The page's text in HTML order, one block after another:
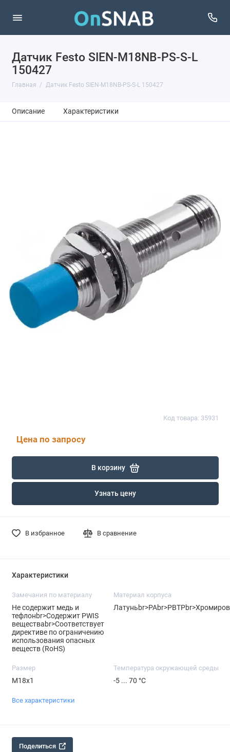
Датчик Festo SIEN-M18NB-PS-S-L
150427
Главная Датчик Festo SIEN-M18NB-PS-S-L 150427
Описание Характеристики
Код товара: 35931
Цена по запросу
В корзину
Узнать цену
В избранное В сравнение
Характеристики
Замечания по материалу
Не содержит медь и
тефлонbr>Содержит PWIS
веществаbr>Соответствует
директиве по ограничению
использования опасных
веществ (RoHS)
Материал корпуса
Размер
M18x1
Температура окружающей среды
-5 ... 70 °C
Все характеристики
Поделиться